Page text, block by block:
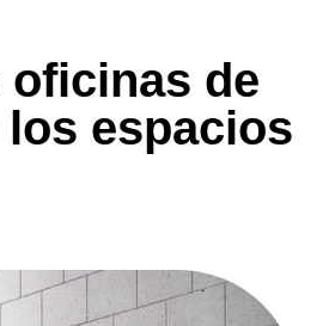
oficinas de
espacios